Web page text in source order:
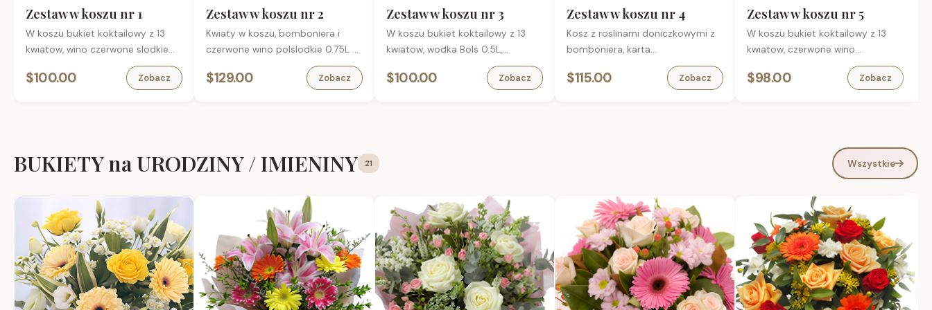
(tuba) – wysokiej jakości,
intensywna w smaku.
Piwo Kampinoskie z Browaru
Zestaw w koszu nr 1
W koszu bukiet koktailowy z 13
kwiatow, wino czerwone slodkie
Vermouth 1L, bomboniera , karta
okolicznosciowa.
$100.00 Zobacz
Zestaw w koszu nr 2
Kwiaty w koszu, bomboniera i
czerwone wino polslodkie 0.75L w
torebce prezentowej, karta
okolicznosciowa.
$129.00 Zobacz
Zestaw w koszu nr 3
W koszu bukiet koktailowy z 13
kwiatow, wodka Bols 0.5L,
okolicznosciowa
$100.00 Zobacz
Zestaw w koszu nr 4
Kosz z roslinami doniczkowymi z
bomboniera, karta
$115.00 Zobacz
Zestaw w koszu nr 5
W koszu bukiet koktailowy z 13
kwiatow, czerwone wino
polslodkie 0.75L, bomboniera,
karta okolicznosciowa
$98.00 Zobacz
BUKIETY na URODZINY / IMIENINY 21 Wszystkie